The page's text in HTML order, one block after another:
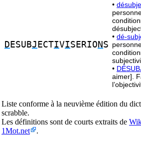
D ESUBJ ECTIVISERIO N S
•
• dé-
•
aimer].
Liste conforme à la neuvième édition du
scrabble.
Les définitions sont de courts extraits de
1Mot.net
.